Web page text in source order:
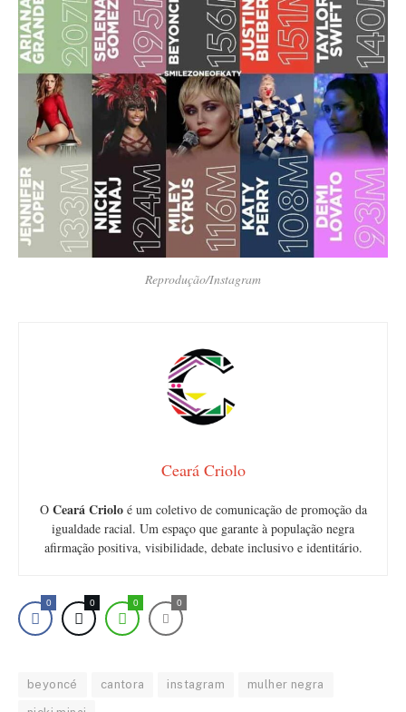
Reprodução/Instagram
Ceará Criolo
O Ceará Crioloé um coletivo de comunicação de promoção da
igualdade racial. Um espaço que garante à população negra
afirmação positiva, visibilidade, debate inclusivo e identitário.
0 0 0 0
beyoncé cantora instagram mulher negra